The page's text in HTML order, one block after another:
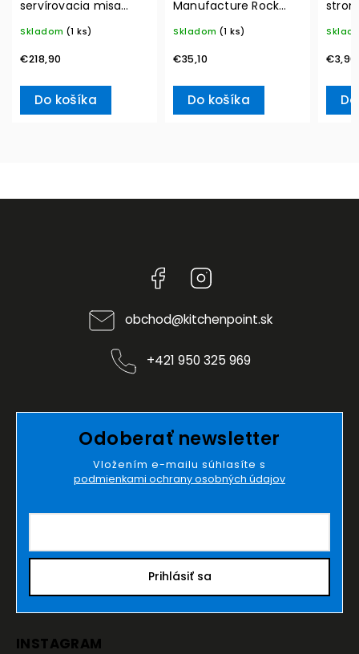
servírovacia misa
Villeroy & Boch
Skladom (1 ks)
€218,90
Do košíka
Manufacture Rock
Boch
Skladom (1 ks)
€35,10
Do košíka
€3,90
Facebook
obchod@kitchenpoint.sk
+421 950 325 969
Odoberať newsletter
Vložením e-mailu súhlasíte s
podmienkami ochrany osobných údajov
Prihlásiť sa
INSTAGRAM